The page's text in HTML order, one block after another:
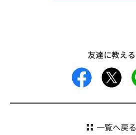
友達に教える
facebook
一覧へ戻る